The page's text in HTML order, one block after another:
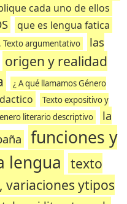
cada uno de ellos
que es lengua fatica
Texto argumentativo
las
origen y realidad
¿ A qué llamamos Género
Texto expositivo y
literario descriptivo
la
funciones y
lengua texto
variaciones ytipos